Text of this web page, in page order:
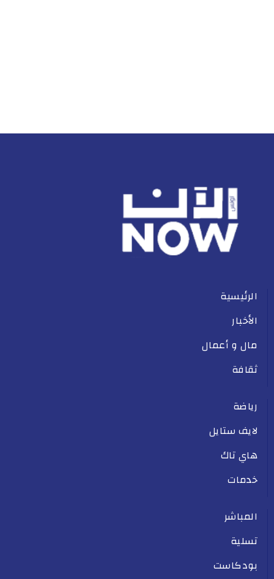
الرئيسية
الأخبار
مال و أعمال
ثقافة
رياضة
لايف ستايل
هاي تاك
خدمات
المباشر
تسلية
بودكاست